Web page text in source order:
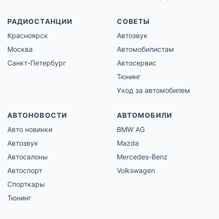
РАДИОСТАНЦИИ
Красноярск
Москва
Санкт-Петербург
СОВЕТЫ
Автозвук
Автомобилистам
Автосервис
Тюнинг
Уход за автомобилем
АВТОНОВОСТИ
Авто новинки
Автозвук
Автосалоны
Автоспорт
Спорткары
Тюнинг
АВТОМОБИЛИ
BMW AG
Mazda
Mercedes-Benz
Volkswagen